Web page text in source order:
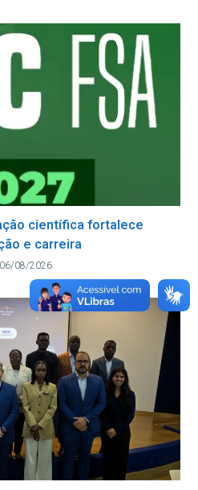
científica fortalece
e carreira
06/08/2026